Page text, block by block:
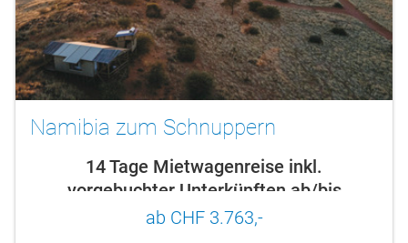
Namibia zum Schnuppern
14 Tage Mietwagenreise inkl.
vorgebuchter Unterkünften ab/bis
Windhoek
ab CHF 3.763,-